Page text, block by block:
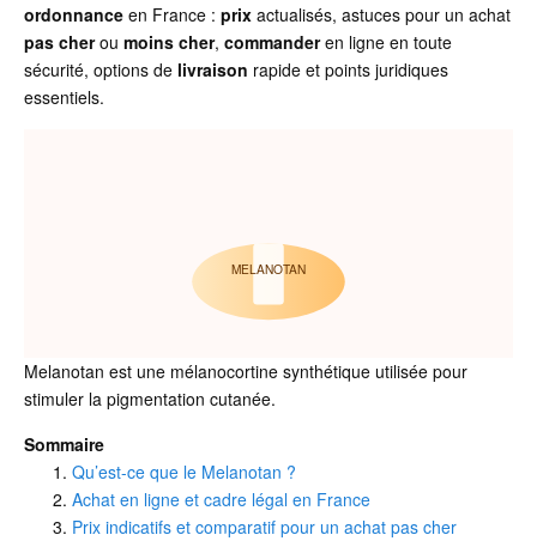
ordonnance en France : prix actualisés, astuces pour un achat
pas cherou moins cher, commanderen ligne en toute
sécurité, options de livraison rapide et points juridiques
essentiels.
MELANOTAN
Melanotan est une mélanocortine synthétique utilisée pour
stimuler la pigmentation cutanée.
Sommaire
Qu’est-ce que le Melanotan ?
Achat en ligne et cadre légal en France
Prix indicatifs et comparatif pour un achat pas cher